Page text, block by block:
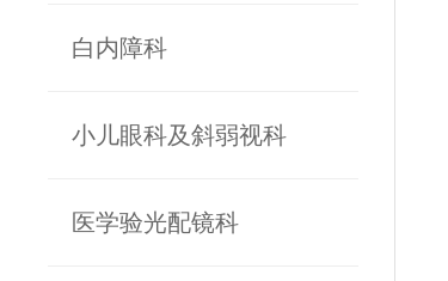
白内障科
小儿眼科及斜弱视科
医学验光配镜科